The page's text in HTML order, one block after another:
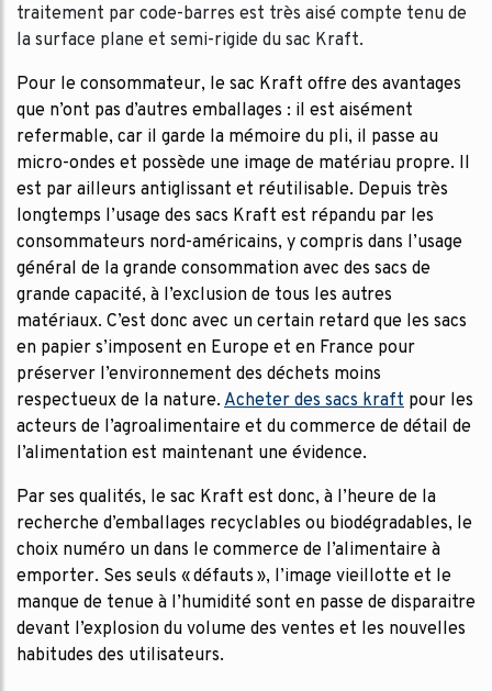
traitement par code-barres est très aisé compte tenu de
la surface plane et semi-rigide du sac Kraft.
Pour le consommateur, le sac Kraft offre des avantages
que n’ont pas d’autres emballages : il est aisément
refermable, car il garde la mémoire du pli, il passe au
micro-ondes et possède une image de matériau propre. Il
est par ailleurs antiglissant et réutilisable. Depuis très
longtemps l’usage des sacs Kraft est répandu par les
consommateurs nord-américains, y compris dans l’usage
général de la grande consommation avec des sacs de
grande capacité, à l’exclusion de tous les autres
matériaux. C’est donc avec un certain retard que les sacs
en papier s’imposent en Europe et en France pour
préserver l’environnement des déchets moins
respectueux de la nature. Acheter des sacs kraft pour les
acteurs de l’agroalimentaire et du commerce de détail de
l’alimentation est maintenant une évidence.
Par ses qualités, le sac Kraft est donc, à l’heure de la
recherche d’emballages recyclables ou biodégradables, le
choix numéro un dans le commerce de l’alimentaire à
emporter. Ses seuls « défauts », l’image vieillotte et le
manque de tenue à l’humidité sont en passe de disparaitre
devant l’explosion du volume des ventes et les nouvelles
habitudes des utilisateurs.